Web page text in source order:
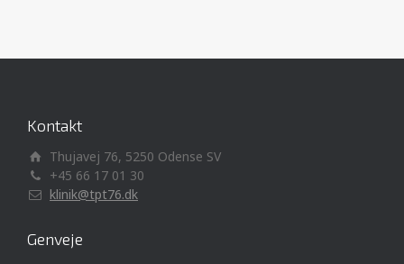
Kontakt
Thujavej 76, 5250 Odense SV
+45 66 17 01 30
klinik@tpt76.dk
Genveje